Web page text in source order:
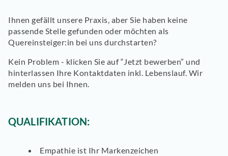
Ihnen gefällt unsere Praxis, aber Sie haben keine
passende Stelle gefunden oder möchten als
Quereinsteiger:in bei uns durchstarten?
Kein Problem - klicken Sie auf “Jetzt bewerben” und
hinterlassen Ihre Kontaktdaten inkl. Lebenslauf. Wir
melden uns bei Ihnen.
QUALIFIKATION:
Empathie ist Ihr Markenzeichen